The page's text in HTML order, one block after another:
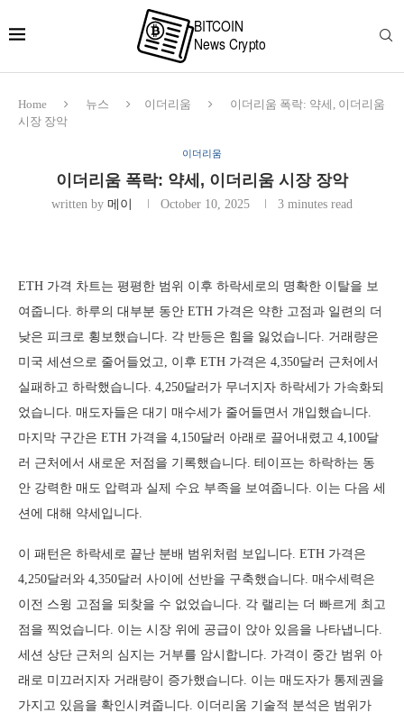
Home 뉴스 이더리움
이더리움 폭락: 약세, 이더리움
시장 장악
이더리움
이더리움 폭락: 약세, 이더리움 시장 장악
written by 메이 October 10, 2025 3 minutes read
ETH 가격 차트는 평평한 범위 이후 하락세로의 명확한 이탈을 보
여줍니다. 하루의 대부분 동안 ETH 가격은 약한 고점과 일련의 더
낮은 피크로 횡보했습니다. 각 반등은 힘을 잃었습니다. 거래량은
미국 세션으로 줄어들었고, 이후 ETH 가격은 4,350달러 근처에서
실패하고 하락했습니다. 4,250달러가 무너지자 하락세가 가속화되
었습니다. 매도자들은 대기 매수세가 줄어들면서 개입했습니다.
마지막 구간은 ETH 가격을 4,150달러 아래로 끌어내렸고 4,100달
러 근처에서 새로운 저점을 기록했습니다. 테이프는 하락하는 동
안 강력한 매도 압력과 실제 수요 부족을 보여줍니다. 이는 다음 세
션에 대해 약세입니다.
이 패턴은 하락세로 끝난 분배 범위처럼 보입니다. ETH 가격은
4,250달러와 4,350달러 사이에 선반을 구축했습니다. 매수세력은
이전 스윙 고점을 되찾을 수 없었습니다. 각 랠리는 더 빠르게 최고
점을 찍었습니다. 이는 시장 위에 공급이 앉아 있음을 나타냅니다.
세션 상단 근처의 심지는 거부를 암시합니다. 가격이 중간 범위 아
래로 미끄러지자 거래량이 증가했습니다. 이는 매도자가 통제권을
가지고 있음을 확인시켜줍니다. 이더리움 기술적 분석은 범위가